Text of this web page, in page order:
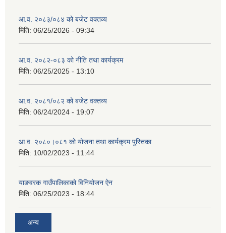
आ.व. २०८३/०८४ को बजेट वक्तव्य
मिति: 06/25/2026 - 09:34
आ.व. २०८२-०८३ को नीति तथा कार्यक्रम
मिति: 06/25/2025 - 13:10
आ.व. २०८१/०८२ को बजेट वक्तव्य
मिति: 06/24/2024 - 19:07
आ.व. २०८०।०८१ को योजना तथा कार्यक्रम पुस्तिका
मिति: 10/02/2023 - 11:44
याङवरक गाउँपालिकाको विनियोजन ऐन
मिति: 06/25/2023 - 18:44
अन्य